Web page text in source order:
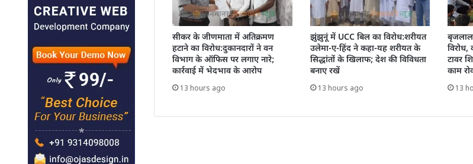
सीकर के जीणमाता में अतिक्रमण
हटाने का विरोध:दुकानदारों ने वन
विभाग के ऑफिस पर लगाए नारे;
कार्रवाई में भेदभाव के आरोप
13 hours ago
झुंझुनूं में UCC बिल का विरोध:शरीयत
उलेमा-ए-हिंद ने कहा-यह शरीयत के
सिद्धांतों के खिलाफ; देश की विविधता
बनाए रखें
13 hours ago
विरोध,
टावर
काम
13